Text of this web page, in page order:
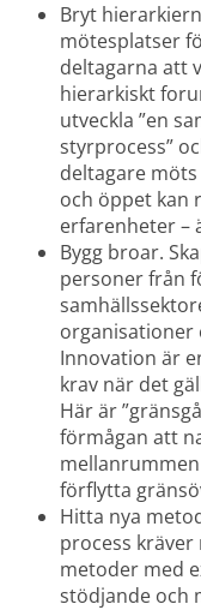
Bryt
mötesplatser
deltagarna att
hierarkiskt
utveckla ”en
styrprocess”
deltagare
och öppet kan
erfarenheter –
Bygg broar.
personer från
organisationer
Innovation är
krav när det
Här är
förmågan att
förflytta
Hitta nya
process
metoder med
stödjande och